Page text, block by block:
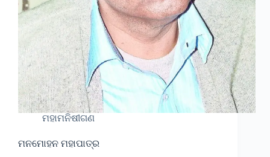
ମହାମନିଷୀଗଣ
ମନମୋହନ ମହାପାତ୍ର